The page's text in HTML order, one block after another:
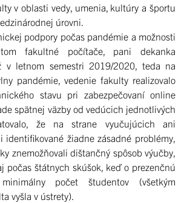
v oblasti vedy, umenia, kultúry a športu
úrovni.
podpory počas pandémie a možnosti
fakultné počítače, pani dekanka
v letnom semestri 2019/2020, teda na
pandémie, vedenie fakulty realizovalo
stavu pri zabezpečovaní online
spätnej väzby od vedúcich jednotlivých
že na strane vyučujúcich ani
identifikované žiadne zásadné problémy,
znemožňovali dištančný spôsob výučby,
počas štátnych skúšok, keď o prezenčnú
počet študentov (všetkým
vyšla v ústrety).